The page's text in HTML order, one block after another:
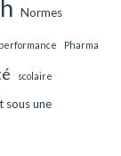
Normes
performance Pharma
scolaire
sous une